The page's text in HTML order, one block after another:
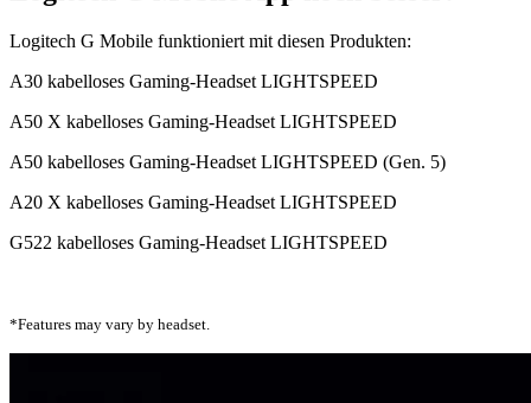
Logitech G Mobile funktioniert mit diesen Produkten:
A30 kabelloses Gaming-Headset LIGHTSPEED
A50 X kabelloses Gaming-Headset LIGHTSPEED
A50 kabelloses Gaming-Headset LIGHTSPEED (Gen. 5)
A20 X kabelloses Gaming-Headset LIGHTSPEED
G522 kabelloses Gaming-Headset LIGHTSPEED
*Features may vary by headset.